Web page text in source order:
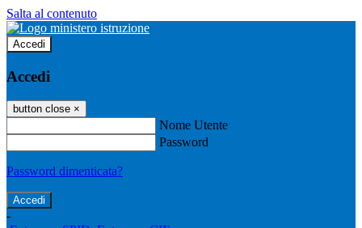
Salta al contenuto
Accedi
Accedi
button close ×
Nome Utente
Password
Password dimenticata?
-